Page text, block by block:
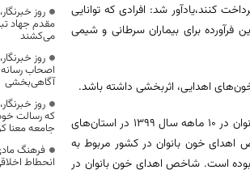
کنند،یادآور شد: افرادی که توانایی
فرآورده برای بیماران سرطانی و شیمی
سخنگوی سازمان انتقال خون ایران نیز اعلام کرد: بیشترین میزان رشد در شاخص اهدای خون بانوان در ۱۰ ماهه سال ۱۳۹۹ در استان‌های
اهدای خون بانوان در کشور مربوط به
است. شاخص اهدای خون بانوان در
روز
مقدم جهاد
می‌کشند
روز
اصحاب
آگاهی‌بخشی
روز
که رسالت
جامعه معنا
فرهنگ
انحطاط